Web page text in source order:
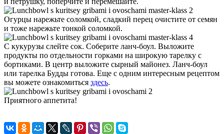
Огурцы нарежьте соломкой, сладкий перец очистите от семян
и тоже нарежьте тонкой соломкой.
С кукурузы слейте сок. Соберите ланч-боул. Выложите
продукты по отдельности горками на широкую тарелку с
бортиками. В центр выложите сырный майонез. Ланч-боул
или тарелка Будды готова. Еще с одним интересным рецептом
вы можете ознакомиться здесь.
Приятного аппетита!